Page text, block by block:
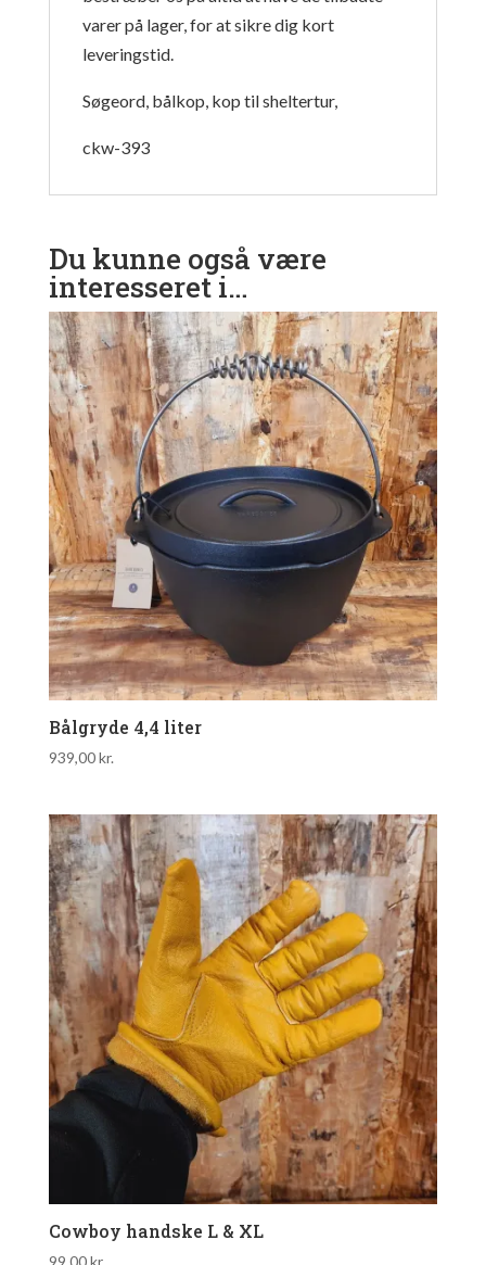
varer på lager, for at sikre dig kort
leveringstid.
Søgeord, bålkop, kop til sheltertur,
ckw-393
Du kunne også være
interesseret i…
Bålgryde 4,4 liter
939,00kr.
Cowboy handske L & XL
99,00kr.